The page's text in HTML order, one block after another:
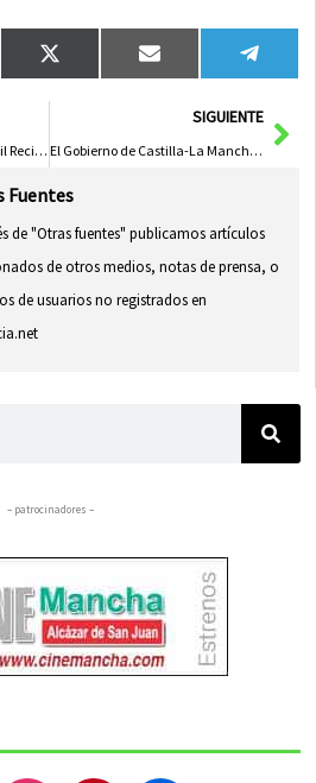
Compartir
en
X
(Twitter)
Compartir
en
Email
en
Miembros de Protección Civil Reciben Formación en Pueblos de Toledo por Parte del Gobierno
SIGUIENTE
El Gobierno de Castilla-La Mancha Acerca el Proyecto Europeo a los Más Pequeños
Fuentes
de "Otras fuentes" publicamos artículos
de otros medios, notas de prensa, o
de usuarios no registrados en
– patrocinadores –